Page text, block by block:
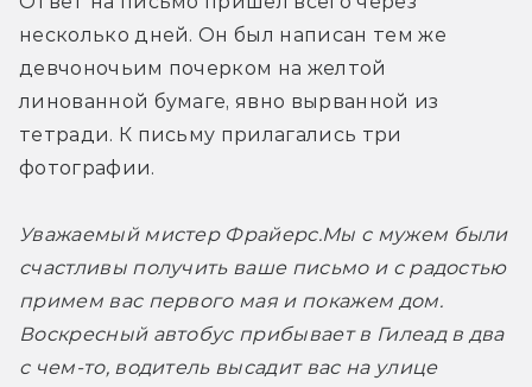
несколько дней. Он был написан тем же
девчоночьим почерком на желтой
линованной бумаге, явно вырванной из
тетради. К письму прилагались три
фотографии.
Уважаемый мистер Фрайерс.Мы с мужем были
счастливы получить ваше письмо и с радостью
примем вас первого мая и покажем дом.
Воскресный автобус прибывает в Гилеад в два
с чем-то, водитель высадит вас на улице